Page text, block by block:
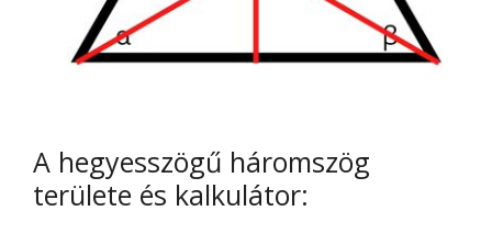
A hegyesszögű háromszög
területe és kalkulátor: